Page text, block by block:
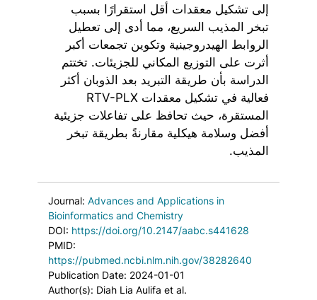
إلى تشكيل معقدات أقل استقرارًا بسبب
تبخر المذيب السريع، مما أدى إلى تعطيل
الروابط الهيدروجينية وتكوين تجمعات أكبر
أثرت على التوزيع المكاني للجزيئات. تختتم
الدراسة بأن طريقة التبريد بعد الذوبان أكثر
فعالية في تشكيل معقدات RTV-PLX
المستقرة، حيث تحافظ على تفاعلات جزيئية
أفضل وسلامة هيكلية مقارنةً بطريقة تبخر
المذيب.
Journal: Advances and Applications in
Bioinformatics and Chemistry
DOI: https://doi.org/10.2147/aabc.s441628
PMID:
https://pubmed.ncbi.nlm.nih.gov/38282640
Publication Date: 2024-01-01
Author(s): Diah Lia Aulifa et al.